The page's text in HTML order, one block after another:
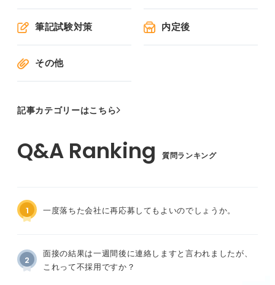
筆記試験対策 内定後
その他
記事カテゴリーはこちら
質問ランキング
1 一度落ちた会社に再応募してもよいのでしょうか。
2
面接の結果は一週間後に連絡しますと言われましたが、
これって不採用ですか？